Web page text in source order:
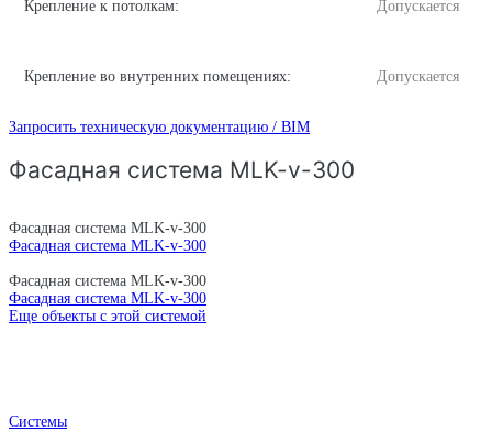
Крепление к потолкам: Допускается
Крепление во внутренних помещениях: Допускается
Запросить техническую документацию / BIM
Фасадная система MLK-v-300
Фасадная система MLK-v-300
Фасадная система MLK-v-300
Фасадная система MLK-v-300
Фасадная система MLK-v-300
Еще объекты с этой системой
Системы